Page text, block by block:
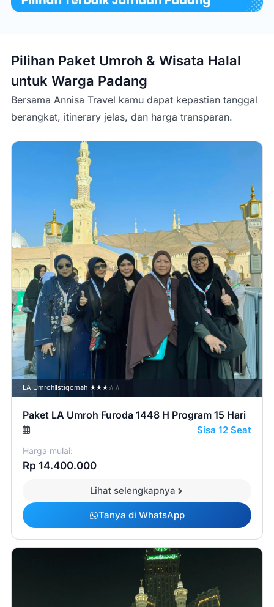
Pilihan Paket Umroh & Wisata Halal
untuk Warga Padang
Bersama Annisa Travel kamu dapat kepastian tanggal
berangkat, itinerary jelas, dan harga transparan.
LA Umroh Istiqomah ★★★☆☆
Paket LA Umroh Furoda 1448 H Program 15 Hari
Sisa 12 Seat
Harga mulai:
Rp 14.400.000
Lihat selengkapnya
Tanya di WhatsApp